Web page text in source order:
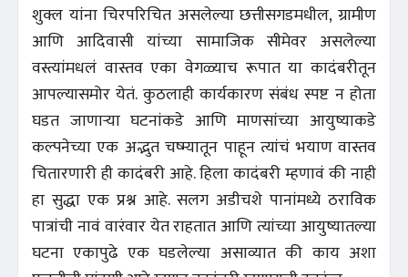
शुक्ल यांना चिरपरिचित असलेल्या छत्तीसगडमधील, ग्रामीण
आणि आदिवासी यांच्या सामाजिक सीमेवर असलेल्या
वस्त्यांमधलं वास्तव एका वेगळ्याच रूपात या कादंबरीतून
आपल्यासमोर येतं. कुठलाही कार्यकारण संबंध स्पष्ट न होता
घडत जाणाऱ्या घटनांकडे आणि माणसांच्या आयुष्याकडे
कल्पनेच्या एक अद्भुत चष्म्यातून पाहून त्यांचं भयाण वास्तव
चितारणारी ही कादंबरी आहे. हिला कादंबरी म्हणावं की नाही
हा सुद्धा एक प्रश्न आहे. सलग अडीचशे पानांमध्ये ठराविक
पात्रांची नावं वारंवार येत राहतात आणि त्यांच्या आयुष्यातल्या
घटना एकापुढे एक घडलेल्या असाव्यात की काय अशा